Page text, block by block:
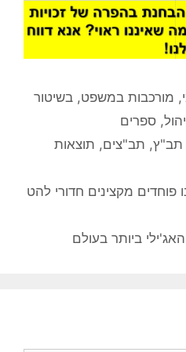
, מורכבות במשפט, בשיטור
, ספרים
תב"ץ, תב"צים, תוצאות
פוחדים מקצינים חדורי להט
ביותר בעולם